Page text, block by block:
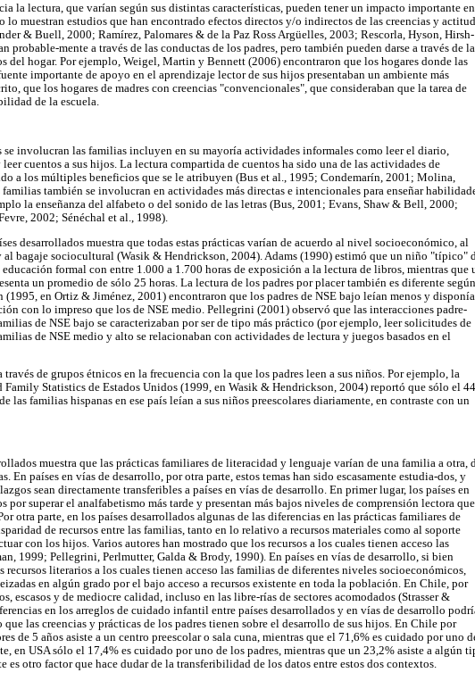
la lectura, que varían según sus distintas características, pueden tener un impacto importante en
muestran estudios que han encontrado efectos directos y/o indirectos de las creencias y
& Buell, 2000; Ramírez, Palomares & de la Paz Ross Argüelles, 2003; Rescorla, Hyson, Hirsh-
probable-mente a través de las conductas de los padres, pero también pueden darse a través de la
del hogar. Por ejemplo, Weigel, Martin y Bennett (2006) encontraron que los hogares donde las
importante de apoyo en el aprendizaje lector de sus hijos presentaban un ambiente más
que los hogares de madres con creencias "convencionales", que consideraban que la tarea de
de la escuela.
se involucran las familias incluyen en su mayoría actividades informales como leer el diario,
cuentos a sus hijos. La lectura compartida de cuentos ha sido una de las actividades de
a los múltiples beneficios que se le atribuyen (Bus et al., 1995; Condemarín, 2001; Molina,
también se involucran en actividades más directas e intencionales para enseñar
la enseñanza del alfabeto o del sonido de las letras (Bus, 2001; Evans, Shaw & Bell, 2000;
2002; Sénéchal et al., 1998).
desarrollados muestra que todas estas prácticas varían de acuerdo al nivel socioeconómico, al
bagaje sociocultural (Wasik & Hendrickson, 2004). Adams (1990) estimó que un niño "típico"
formal con entre 1.000 a 1.700 horas de exposición a la lectura de libros, mientras que
un promedio de sólo 25 horas. La lectura de los padres por placer también es diferente según
en Ortiz & Jiménez, 2001) encontraron que los padres de NSE bajo leían menos y
con lo impreso que los de NSE medio. Pellegrini (2001) observó que las interacciones padre-
de NSE bajo se caracterizaban por ser de tipo más práctico (por ejemplo, leer solicitudes de
de NSE medio y alto se relacionaban con actividades de lectura y juegos basados en el
de grupos étnicos en la frecuencia con la que los padres leen a sus niños. Por ejemplo, la
Statistics de Estados Unidos (1999, en Wasik & Hendrickson, 2004) reportó que sólo el
las familias hispanas en ese país leían a sus niños preescolares diariamente, en contraste con un
muestra que las prácticas familiares de literacidad y lenguaje varían de una familia a otra,
En países en vías de desarrollo, por otra parte, estos temas han sido escasamente estudia-dos, y
sean directamente transferibles a países en vías de desarrollo. En primer lugar, los países en
por superar el analfabetismo más tarde y presentan más bajos niveles de comprensión lectora que
otra parte, en los países desarrollados algunas de las diferencias en las prácticas familiares de
de recursos entre las familias, tanto en lo relativo a recursos materiales como al soporte
con los hijos. Varios autores han mostrado que los recursos a los cuales tienen acceso las
1999; Pellegrini, Perlmutter, Galda & Brody, 1990). En países en vías de desarrollo, si bien
literarios a los cuales tienen acceso las familias de diferentes niveles socioeconómicos,
en algún grado por el bajo acceso a recursos existente en toda la población. En Chile, por
escasos y de mediocre calidad, incluso en las libre-rías de sectores acomodados (Strasser &
en los arreglos de cuidado infantil entre países desarrollados y en vías de desarrollo
las creencias y prácticas de los padres tienen sobre el desarrollo de sus hijos. En Chile por
de 5 años asiste a un centro preescolar o sala cuna, mientras que el 71,6% es cuidado por uno
en USA sólo el 17,4% es cuidado por uno de los padres, mientras que un 23,2% asiste a algún
es otro factor que hace dudar de la transferibilidad de los datos entre estos dos contextos.